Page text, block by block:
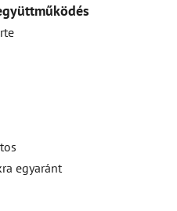
egyaránt